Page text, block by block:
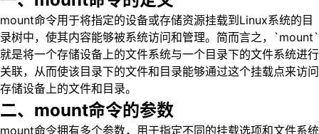
mount命令用于将指定的设备或存储资源挂载到Linux系统的目
录树中，使其内容能够被系统访问和管理。简而言之，`mount`
就是将一个存储设备上的文件系统与一个目录下的文件系统进行
关联，从而使该目录下的文件和目录能够通过这个挂载点来访问
存储设备上的文件和目录。
二、mount命令的参数
mount命令拥有多个参数，用于指定不同的挂载选项和文件系统